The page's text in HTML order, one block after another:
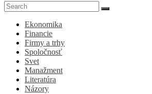
Ekonomika
Financie
Firmy a trhy
Spoločnosť
Svet
Manažment
Literatúra
Názory